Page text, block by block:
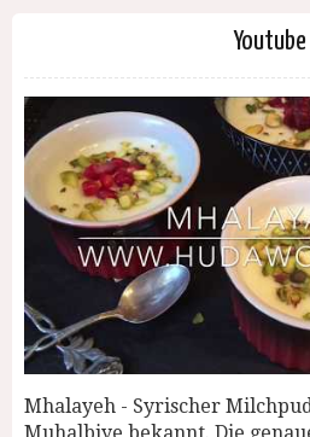
Youtube
Mhalayeh - Syrischer
Muhalbiye bekannt. Die